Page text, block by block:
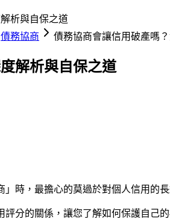
析與自保之道
債務協商 債務協商會讓信用破產嗎
解析與自保之道
時，最擔心的莫過於對個人信用的
分的關係，讓您了解如何保護自己